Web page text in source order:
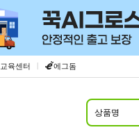
교육센터 | 에그돔
상품명